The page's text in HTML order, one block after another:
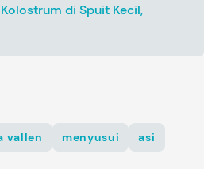
di Spuit Kecil,
vallen menyusui asi